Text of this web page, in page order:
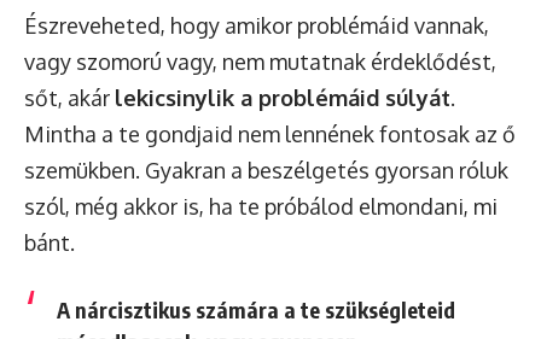
Észreveheted, hogy amikor problémáid vannak,
vagy szomorú vagy, nem mutatnak érdeklődést,
sőt, akár lekicsinylik a problémáid súlyát.
Mintha a te gondjaid nem lennének fontosak az ő
szemükben. Gyakran a beszélgetés gyorsan róluk
szól, még akkor is, ha te próbálod elmondani, mi
bánt.
A nárcisztikus számára a te szükségleteid